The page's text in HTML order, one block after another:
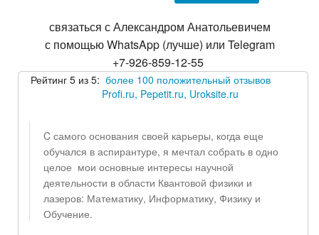
связаться с Александром Анатольевичем
с помощью WhatsApp (лучше) или Telegram
+7-926-859-12-55
Рейтинг 5 из 5: более 100 положительный отзывов
Profi.ru, Pepetit.ru, Uroksite.ru
C самого основания своей карьеры, когда еще
обучался в аспирантуре, я мечтал собрать в одно
целое мои основные интересы научной
деятельности в области Квантовой физики и
лазеров: Математику, Информатику, Физику и
Обучение.